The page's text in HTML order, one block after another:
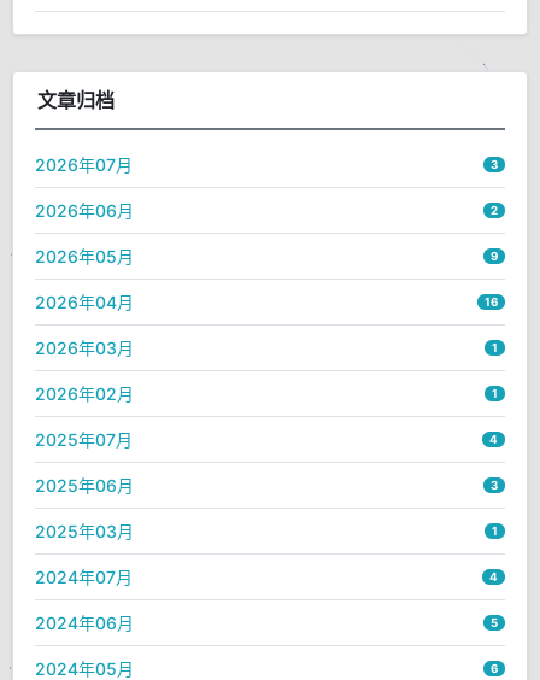
文章归档
2026年07月 3
2026年06月 2
2026年05月 9
2026年04月 16
2026年03月 1
2026年02月 1
2025年07月 4
2025年06月 3
2025年03月 1
2024年07月 4
2024年06月 5
2024年05月 6